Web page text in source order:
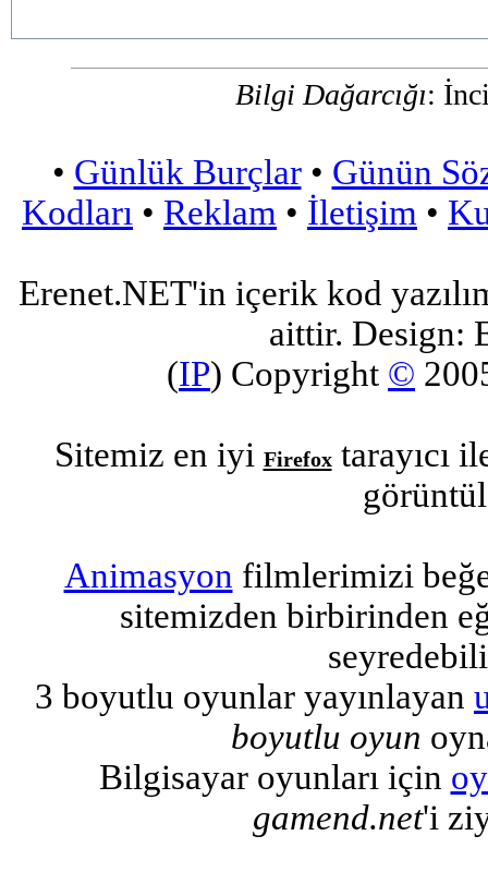
Bilgi Dağarcığı:
• Günlük Burçlar• Günün
Kodları • Reklam • İletişim •
Erenet.NET'in içerik kod
aittir. Design:
(IP) Copyright ©
Sitemiz en iyi Firefoxtarayıcı
Animasyon filmlerimizi
sitemizden birbirinden
3 boyutlu oyunlar yayınlayan
boyutlu oyun
Bilgisayar oyunları için
gamend.net'i